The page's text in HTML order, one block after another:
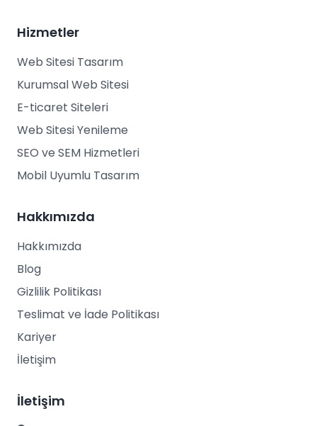
Hizmetler
Web Sitesi Tasarım
Kurumsal Web Sitesi
E-ticaret Siteleri
Web Sitesi Yenileme
SEO ve SEM Hizmetleri
Mobil Uyumlu Tasarım
Hakkımızda
Hakkımızda
Blog
Gizlilik Politikası
Teslimat ve İade Politikası
Kariyer
İletişim
İletişim